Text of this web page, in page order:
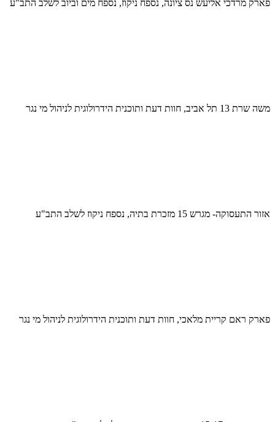
פארק מרדכי אליעש נס ציונה, נספח ניקוז, נספח מים וביוב לשלב התב"ע
משה שרת 13 תל אביב, חוות דעת ותוכנית הידרולוגית לניהול מי נגר
אזור התעסוקה- מגרש 15 מזכרת בתיה, נספח ניקוז לשלב התב"ע
פארק ראם קריית מלאכי, חוות דעת ותוכנית הידרולוגית לניהול מי נגר